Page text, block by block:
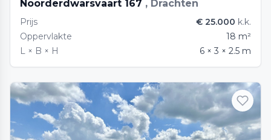
Noorderdwarsvaart 167 , Drachten
Prijs € 25.000 k.k.
Oppervlakte
18 m²
L × B × H
6 × 3 × 2.5 m